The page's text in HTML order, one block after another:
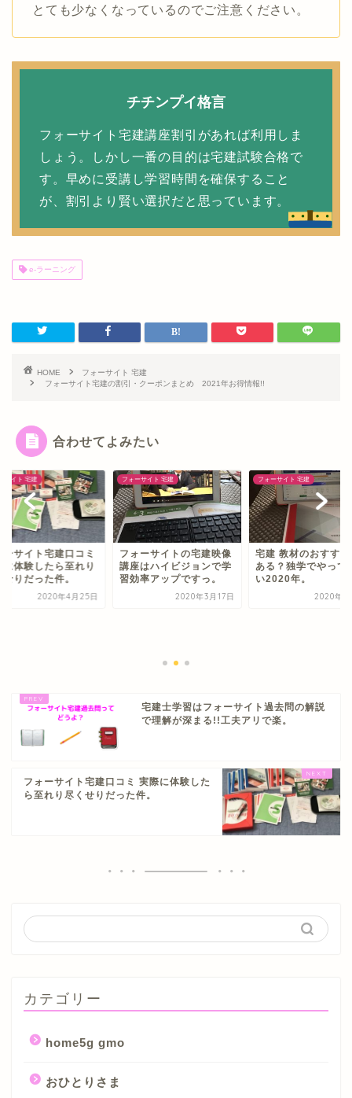
とても少なくなっているのでご注意ください。
チチンプイ格言
フォーサイト宅建講座割引があれば利用しま
しょう。しかし一番の目的は宅建試験合格で
す。早めに受講し学習時間を確保すること
が、割引より賢い選択だと思っています。
e-ラーニング
HOME
フォーサイト 宅建
フォーサイト宅建の割引・クーポンまとめ 2021年お得情報!!
合わせてよみたい
サイト 宅建
ーサイト宅建口コミ
に体験したら至れり
せりだった件。
2020年4月25日
フォーサイト 宅建
フォーサイトの宅建映像
講座はハイビジョンで学
習効率アップですっ。
2020年3月17日
フォーサイト 宅建
宅建 教材のおすすめ
ある？独学でやって
い2020年。
2020年5
宅建士学習はフォーサイト過去問の解説
で理解が深まる!!工夫アリで楽。
フォーサイト宅建口コミ 実際に体験した
ら至れり尽くせりだった件。
カテゴリー
home5g gmo
おひとりさま